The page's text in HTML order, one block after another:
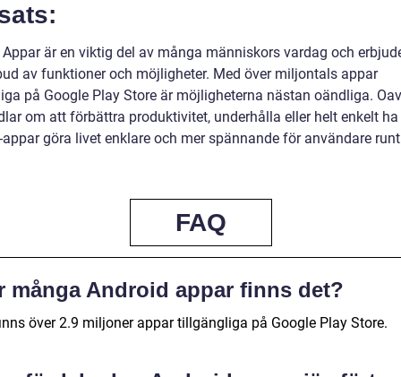
är en viktig del av många människors vardag och
av funktioner och möjligheter. Med över miljontals appar
på Google Play Store är möjligheterna nästan oändliga.
om att förbättra produktivitet, underhålla eller helt enkelt ha
göra livet enklare och mer spännande för användare
FAQ
många Android appar finns det?
över 2.9 miljoner appar tillgängliga på Google Play Store.